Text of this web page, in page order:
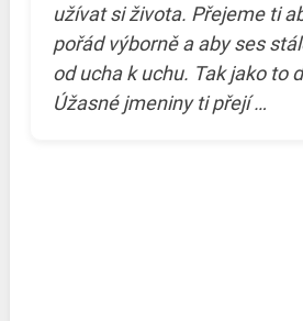
užívat si života. Přejeme ti
pořád výborně a aby ses
od ucha k uchu. Tak jako to
Úžasné jmeniny ti přejí …